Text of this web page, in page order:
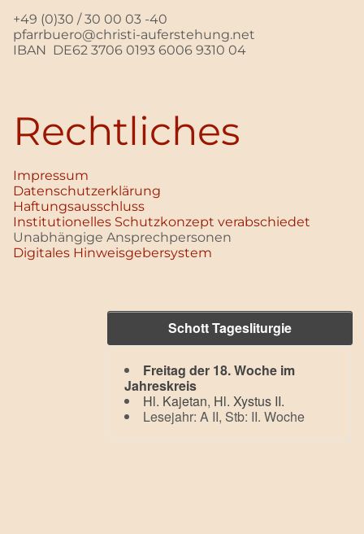
+49 (0)30 / 30 00 03 -40
pfarrbuero@christi-auferstehung.net
IBAN DE62 3706 0193 6006 9310 04
Rechtliches
Impressum
Datenschutz­erklärung
Haftungsausschluss
Institutionelles Schutzkonzept verabschiedet
Unabhängige Ansprechpersonen
Digitales Hinweisgebersystem
Schott Tagesliturgie
Freitag der 18. Woche im
Jahreskreis
Hl. Kajetan, Hl. Xystus II.
Lesejahr: A II, Stb: II. Woche